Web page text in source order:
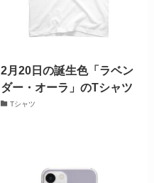
2月20日の誕生色「ラベン
ダー・オーラ」のTシャツ
Tシャツ